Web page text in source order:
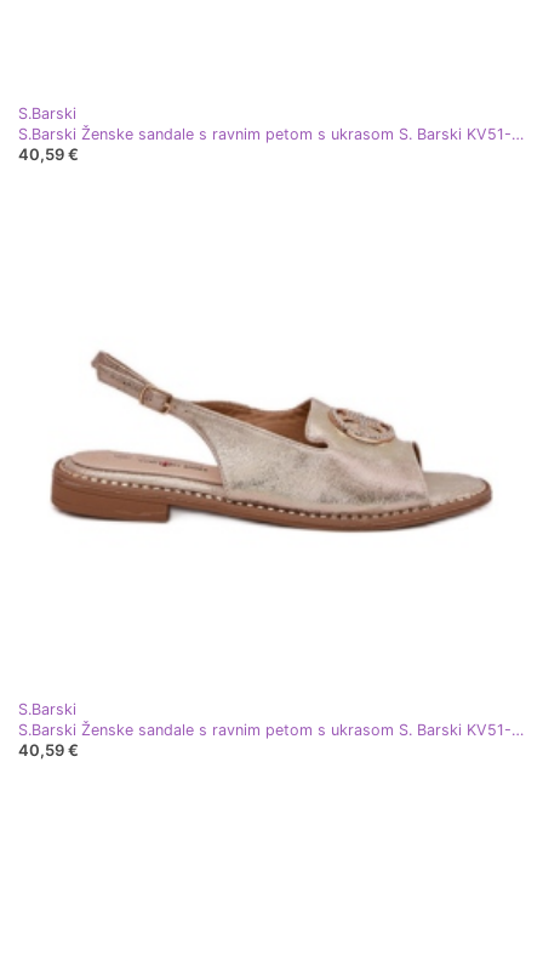
S.Barski
S.Barski Ženske sandale s ravnim petom s ukrasom S. Barski KV51-002 ružičasto zlato zlatni
40,59 €
S.Barski
S.Barski Ženske sandale s ravnim petom s ukrasom S. Barski KV51-002 Zlato zlatni
40,59 €